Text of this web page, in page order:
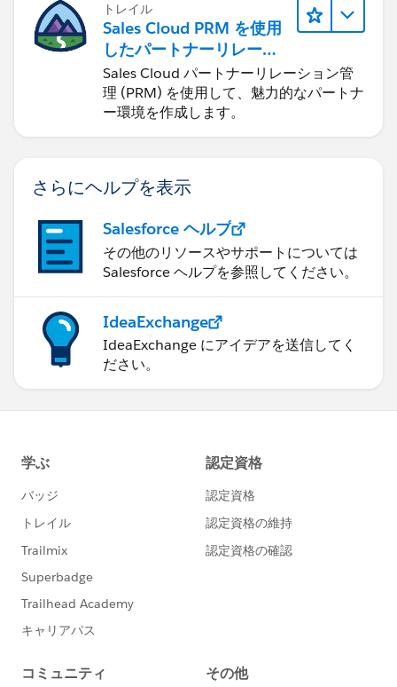
トレイル
Sales Cloud PRM を使用
したパートナーリレーシ
ョンの管理
Sales Cloud パートナーリレーション管
理 (PRM) を使用して、魅力的なパートナ
ー環境を作成します。
さらにヘルプを表示
Salesforce ヘルプ
その他のリソースやサポートについては
Salesforce ヘルプを参照してください。
IdeaExchange
IdeaExchange にアイデアを送信してく
ださい。